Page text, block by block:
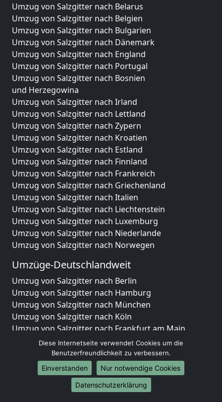
Umzug von Salzgitter nach Belarus
Umzug von Salzgitter nach Belgien
Umzug von Salzgitter nach Bulgarien
Umzug von Salzgitter nach Dänemark
Umzug von Salzgitter nach England
Umzug von Salzgitter nach Portugal
Umzug von Salzgitter nach Bosnien
und Herzegowina
Umzug von Salzgitter nach Irland
Umzug von Salzgitter nach Lettland
Umzug von Salzgitter nach Zypern
Umzug von Salzgitter nach Kroatien
Umzug von Salzgitter nach Estland
Umzug von Salzgitter nach Finnland
Umzug von Salzgitter nach Frankreich
Umzug von Salzgitter nach Griechenland
Umzug von Salzgitter nach Italien
Umzug von Salzgitter nach Liechtenstein
Umzug von Salzgitter nach Luxemburg
Umzug von Salzgitter nach Niederlande
Umzug von Salzgitter nach Norwegen
Umzüge-Deutschlandweit
Umzug von Salzgitter nach Berlin
Umzug von Salzgitter nach Hamburg
Umzug von Salzgitter nach München
Umzug von Salzgitter nach Köln
Umzug von Salzgitter nach Frankfurt am Main
Umzug von Salzgitter nach Stuttgart
Umzug von Salzgitter nach Düsseldorf
Umzug von Salzgitter nach Leipzig
Umzug von Salzgitter nach Dortmund
Umzug von Salzgitter nach Essen
Diese Internetseite verwendet Cookies um die
Benutzerfreundlichkeit zu verbessern.
Einverstanden
Nur notwendige Cookies
Datenschutzerklärung